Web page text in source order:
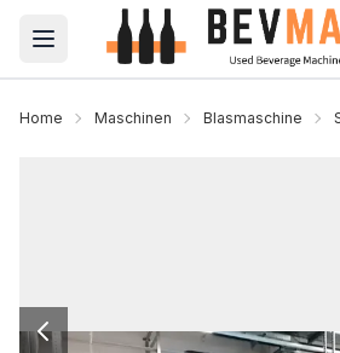
Open main menu
Home Maschinen Blasmaschine